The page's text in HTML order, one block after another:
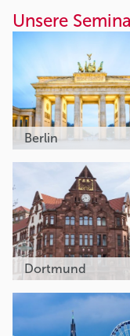
Unsere
Berlin
Dortmund